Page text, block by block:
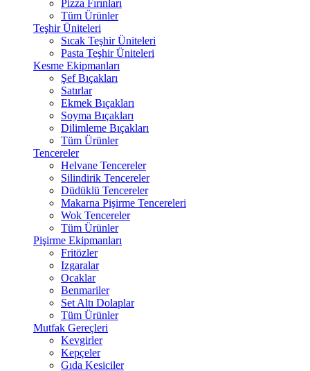
Pizza Fırınları
Tüm Ürünler
Teşhir Üniteleri
Sıcak Teşhir Üniteleri
Pasta Teşhir Üniteleri
Kesme Ekipmanları
Şef Bıçakları
Satırlar
Ekmek Bıçakları
Soyma Bıçakları
Dilimleme Bıçakları
Tüm Ürünler
Tencereler
Helvane Tencereler
Silindirik Tencereler
Düdüklü Tencereler
Makarna Pişirme Tencereleri
Wok Tencereler
Tüm Ürünler
Pişirme Ekipmanları
Fritözler
Izgaralar
Ocaklar
Benmariler
Set Altı Dolaplar
Tüm Ürünler
Mutfak Gereçleri
Kevgirler
Kepçeler
Gıda Kesiciler